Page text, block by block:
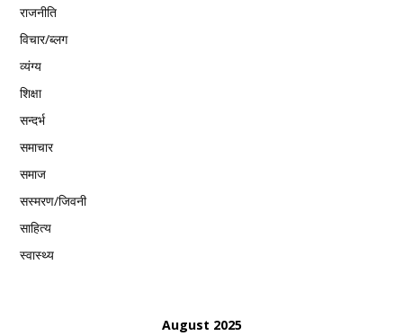
राजनीति
विचार/ब्लग
व्यंग्य
शिक्षा
सन्दर्भ
समाचार
समाज
सस्मरण/जिवनी
साहित्य
स्वास्थ्य
August 2025